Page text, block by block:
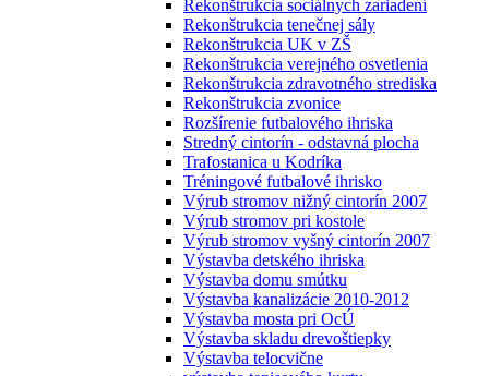
Rekonštrukcia sociálnych zariadení
Rekonštrukcia tenečnej sály
Rekonštrukcia UK v ZŠ
Rekonštrukcia verejného osvetlenia
Rekonštrukcia zdravotného strediska
Rekonštrukcia zvonice
Rozšírenie futbalového ihriska
Stredný cintorín - odstavná plocha
Trafostanica u Kodríka
Tréningové futbalové ihrisko
Výrub stromov nižný cintorín 2007
Výrub stromov pri kostole
Výrub stromov vyšný cintorín 2007
Výstavba detského ihriska
Výstavba domu smútku
Výstavba kanalizácie 2010-2012
Výstavba mosta pri OcÚ
Výstavba skladu drevoštiepky
Výstavba telocvične